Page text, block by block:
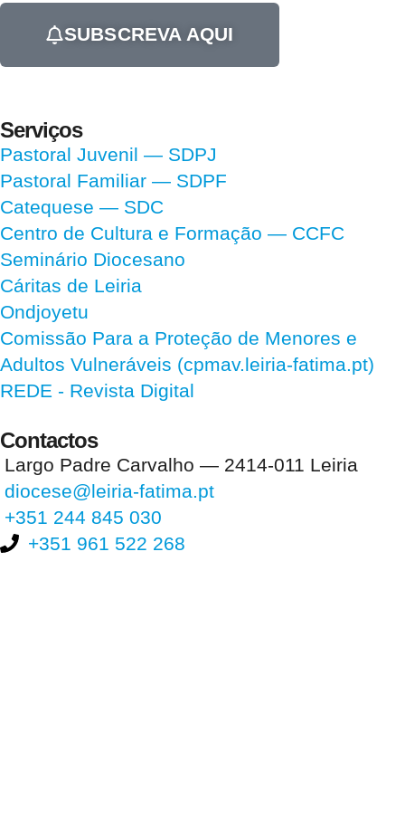
SUBSCREVA AQUI
Serviços
Pastoral Juvenil — SDPJ
Pastoral Familiar — SDPF
Catequese — SDC
Centro de Cultura e Formação — CCFC
Seminário Diocesano
Cáritas de Leiria
Ondjoyetu
Comissão Para a Proteção de Menores e
Adultos Vulneráveis (cpmav.leiria-fatima.pt)
REDE - Revista Digital
Contactos
Largo Padre Carvalho — 2414-011 Leiria
diocese@leiria-fatima.pt
+351 244 845 030
+351 961 522 268